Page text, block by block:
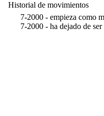
Historial de movimientos
7-2000 - empieza como
7-2000 - ha dejado de ser